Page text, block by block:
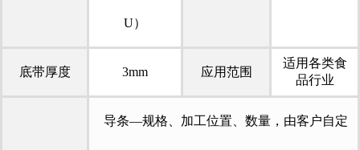
U）
底带厚度 3mm 应用范围
适用各类食
品行业
导条—规格、加工位置、数量，由客户自定